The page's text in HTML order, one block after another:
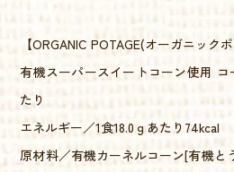
【ORGANIC POTAGE(オーガニック
有機スーパースイートコーン使用
たり
エネルギー／1食18.0ｇあたり74kcal
原材料／有機カーネルコーン[有機と